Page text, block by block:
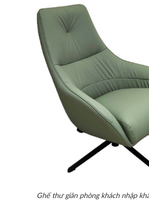
Ghế thư giãn phòng khách nhập